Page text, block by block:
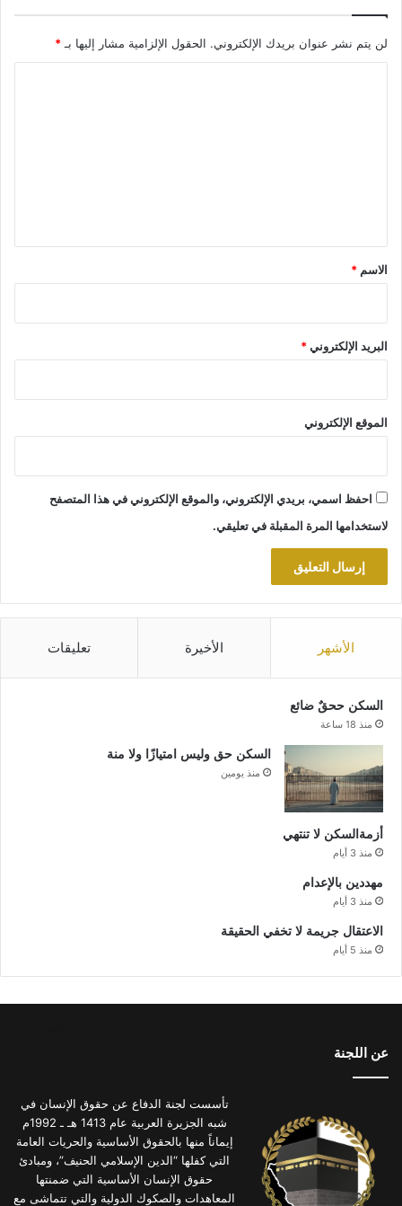
لن يتم نشر عنوان بريدك الإلكتروني. الحقول الإلزامية مشار إليها بـ *
*
الاسم *
البريد الإلكتروني*
الموقع الإلكتروني
احفظ اسمي، بريدي الإلكتروني، والموقع الإلكتروني في هذا المتصفح
لاستخدامها المرة المقبلة في تعليقي.
الأشهر الأخيرة تعليقات
السكن ححقٌ ضائع
منذ 18 ساعة
السكن حق وليس امتيازًا ولا منة
منذ يومين
أزمةالسكن لا تنتهي
منذ 3 أيام
مهددين بالإعدام
منذ 3 أيام
الاعتقال جريمة لا تخفي الحقيقة
منذ 5 أيام
عن اللجنة
تأسست لجنة الدفاع عن حقوق الإنسان في
شبه الجزيرة العربية عام 1413 هـ ـ 1992م
إيماناً منها بالحقوق الأساسية والحريات العامة
التي كفلها “الدين الإسلامي الحنيف”، ومبادئ
حقوق الإنسان الأساسية التي ضمنتها
المعاهدات والصكوك الدولية والتي تتماشى مع